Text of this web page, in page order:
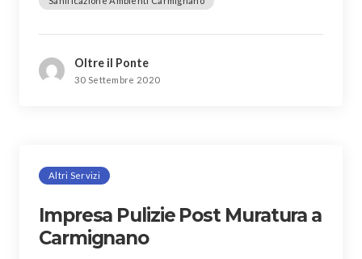
Oltre il Ponte
30 Settembre 2020
Altri Servizi
Impresa Pulizie Post Muratura a
Carmignano